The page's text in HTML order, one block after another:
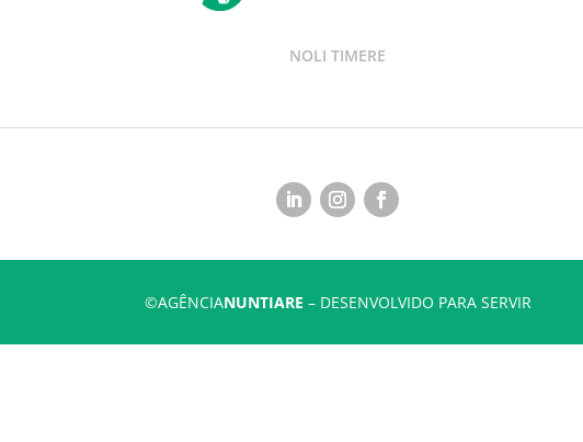
NOLI TIMERE
©AGÊNCIANUNTIARE – DESENVOLVIDO PARA SERVIR